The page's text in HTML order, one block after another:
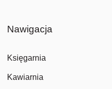
Nawigacja
Księgarnia
Kawiarnia